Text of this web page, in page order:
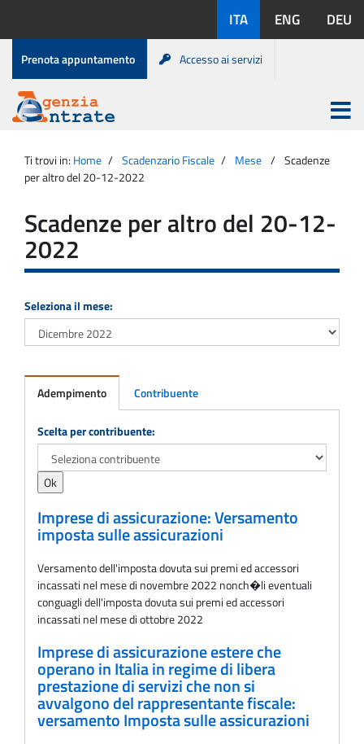
contenuto
disponibili:
ITA ENG DEU
Menu
di
servizio
Prenota appuntamento Accesso ai servizi
Agenzia
Entrate
Apri
menu
principale
Ti trovi in: Home Scadenzario Fiscale Mese
Scadenze
per altro del 20-12-2022
Scadenze per altro del 20-12-
2022
Seleziona il mese:
Adempimento Contribuente
Adempimento
Scelta per contribuente:
Imprese di assicurazione: Versamento
imposta sulle assicurazioni
Versamento dell'imposta dovuta sui premi ed accessori
incassati nel mese di novembre 2022 nonch�li eventuali
conguagli dell'imposta dovuta sui premi ed accessori
incassati nel mese di ottobre 2022
Imprese di assicurazione estere che
operano in Italia in regime di libera
prestazione di servizi che non si
avvalgono del rappresentante fiscale:
versamento Imposta sulle assicurazioni